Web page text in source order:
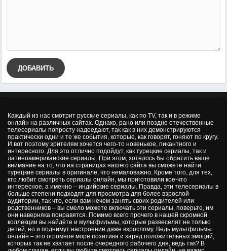
ДОБАВИТЬ
Каждый из нас смотрит русские сериалы, как по TV, так и в режиме
онлайн на различных сайтах. Однако, рано или поздно отечественные
телесериалы попросту надоедают, так как в них демонстрируются
практически одни и те же события, которые, как говорят, гоняют по кругу.
И вот поэтому зрителям хочется чего-то новенькое, пикантного и
интересного. Для это отлично подойдут, как турецкие сериалы, так и
латиноамериканские сериалы. При этом, хотелось бы обратить ваше
внимание на то, что на страницах нашего сайта вы сможете найти
турецкие сериалы в оригинале, что немаловажно. Кроме того, для тех,
кто любит смотреть сериалы онлайн, мы приготовили кое-что
интересное, а именно – индийские сериалы. Правда, эти телесериалы в
больше степени подходят для просмотра для более взрослой
аудитории, так что, если вам нечем занять своих родителей или
родственников – вы смело можете включать эти сериалы, поверьте, им
они наверняка понравятся. Помимо всего прочего в нашей скромной
коллекции вы найдёте и мультфильмы, которые развеселят не только
детей, но и поднимут настроение даже взрослому. Ведь мультфильмы
онлайн – это огромное море позитива и заряд положительных эмоций,
которых так не хватает после очередного рабочего дня, ведь так? В